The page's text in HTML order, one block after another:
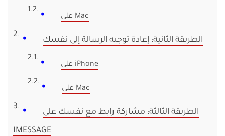
على Mac
الطريقة الثانية: إعادة توجيه الرسالة إلى نفسك
على iPhone
على Mac
الطريقة الثالثة: مشاركة رابط مع نفسك على
IMESSAGE